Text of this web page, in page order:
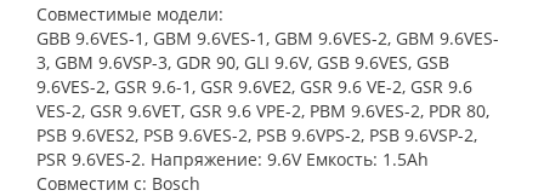
Совместимые модели:
GBB 9.6VES-1, GBM 9.6VES-1, GBM 9.6VES-2, GBM 9.6VES-
3, GBM 9.6VSP-3, GDR 90, GLI 9.6V, GSB 9.6VES, GSB
9.6VES-2, GSR 9.6-1, GSR 9.6VE2, GSR 9.6 VE-2, GSR 9.6
VES-2, GSR 9.6VET, GSR 9.6 VPE-2, PBM 9.6VES-2, PDR 80,
PSB 9.6VES2, PSB 9.6VES-2, PSB 9.6VPS-2, PSB 9.6VSP-2,
PSR 9.6VES-2. Напряжение: 9.6V Емкость: 1.5Ah
Совместим с: Bosch